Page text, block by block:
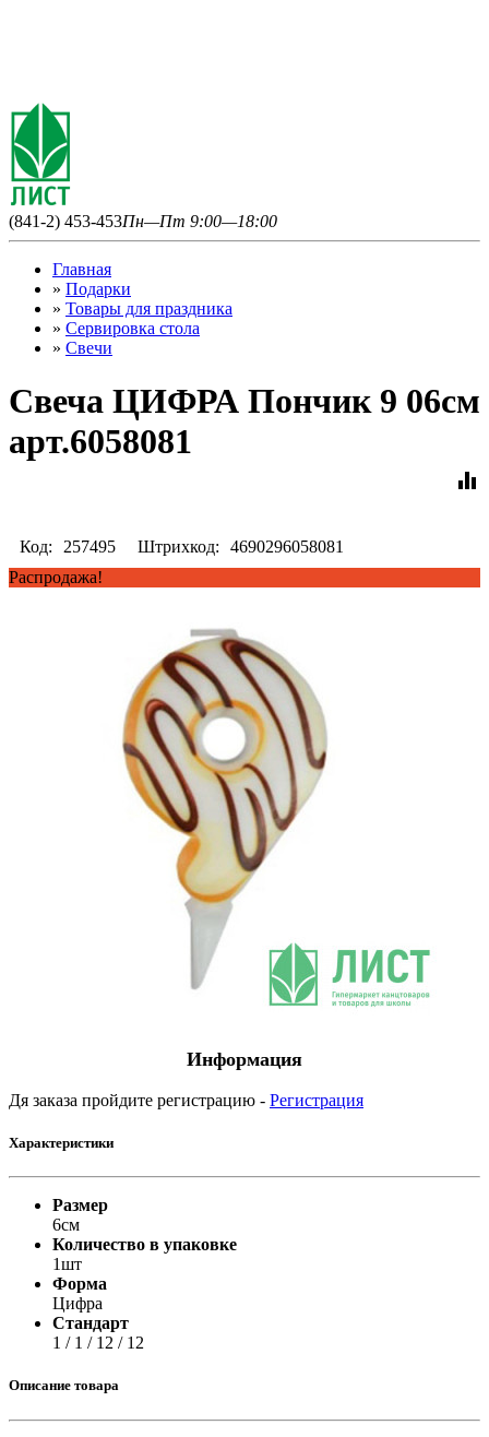
(841-2) 453-453Пн—Пт 9:00—18:00
Главная
» Подарки
» Товары для праздника
» Сервировка стола
» Свечи
Свеча ЦИФРА Пончик 9 06см
арт.6058081
equalizer
Код: 257495 Штрихкод:
4690296058081
Распродажа!
Информация
Дя заказа пройдите регистрацию - Регистрация
Характеристики
Размер
6см
Количество в упаковке
1шт
Форма
Цифра
Стандарт
1 / 1 / 12 / 12
Описание товара